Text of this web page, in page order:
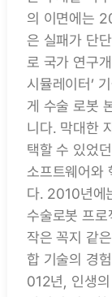
의 이면에는
은 실패가 단
로 국가 연구
시뮬레이터’
게 수술 로봇
니다. 막대한
택할 수 있었
소프트웨어와
다. 2010년에
수술로봇 프
작은 꼭지 같
합 기술의 경
012년, 인생